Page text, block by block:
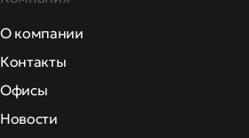
О компании
Контакты
Офисы
Новости